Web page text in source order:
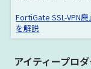
FortiGate SSL-VPN
を解説
アイティープロ